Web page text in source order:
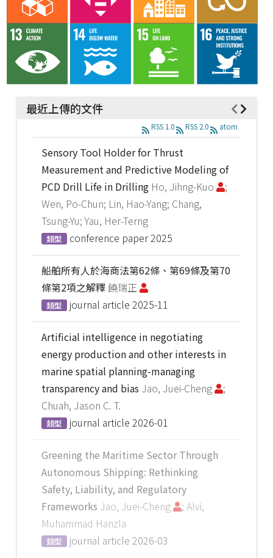
最近上傳的文件
RSS 1.0 RSS 2.0 atom
Sensory Tool Holder for Thrust
Measurement and Predictive Modeling of
PCD Drill Life in Drilling Ho, Jihng-Kuo
;
Wen, Po-Chun; Lin, Hao-Yang; Chang,
Tsung-Yu; Yau, Her-Terng
類型 conference paper2025
船舶所有人於海商法第62條、第69條及第70
條第2項之解釋饒瑞正
類型 journal article 2025-11
Artificial intelligence in negotiating
energy production and other interests in
marine spatial planning-managing
transparency and bias Jao, Juei-Cheng
;
Chuah, Jason C. T.
類型 journal article 2026-01
Greening the Maritime Sector Through
Autonomous Shipping: Rethinking
Safety, Liability, and Regulatory
Frameworks Jao, Juei-Cheng
; Alvi,
Muhammad Hanzla
類型 journal article 2026-03